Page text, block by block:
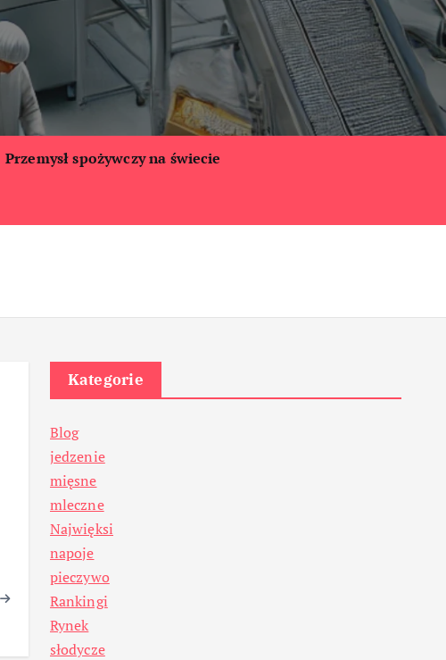
Przemysł spożywczy na świecie
Kategorie
Blog
jedzenie
mięsne
mleczne
Najwięksi
napoje
pieczywo
Rankingi
Rynek
słodycze